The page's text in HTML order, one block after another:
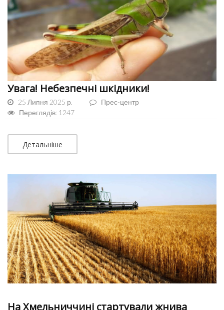
Увага! Небезпечні шкідники!
25 Липня 2025 р.
Прес-центр
Переглядів: 1247
Детальніше
На Хмельниччині стартували жнива